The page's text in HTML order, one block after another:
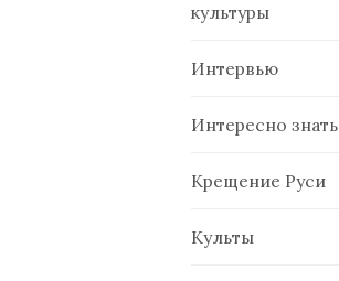
культуры
Интервью
Интересно знать
Крещение Руси
Культы